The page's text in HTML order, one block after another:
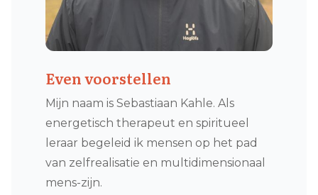
Even voorstellen
Mijn naam is Sebastiaan Kahle. Als
energetisch therapeut en spiritueel
leraar begeleid ik mensen op het pad
van zelfrealisatie en multidimensionaal
mens-zijn.